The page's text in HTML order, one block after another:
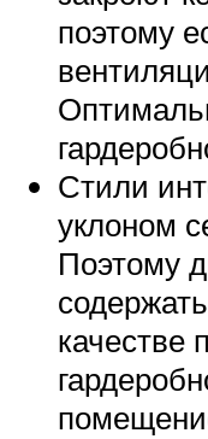
поэтому
Стили
уклоном
Поэтому
качестве